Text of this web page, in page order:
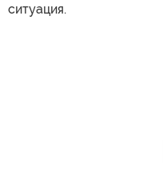
ситуация.